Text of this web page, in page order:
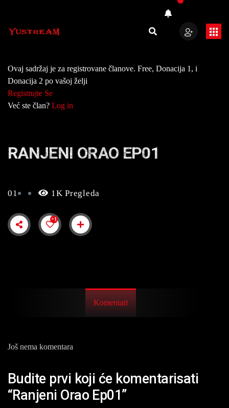
Ovaj sadržaj je za registrovane članove. Free, Donacija 1, i
Donacija 2 po vašoj želji
Registrujte Se
Već ste član? Log in
RANJENI ORAO EP01
01 1K Pregleda
+1
Komentari
Još nema komentara
Budite prvi koji će komentarisati
“Ranjeni Orao Ep01”